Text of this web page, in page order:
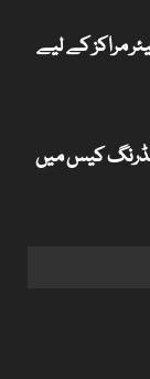
مراکز کے لیے
کیس میں